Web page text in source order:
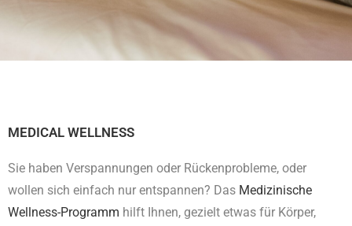
MEDICAL WELLNESS
Sie haben Verspannungen oder Rückenprobleme, oder
wollen sich einfach nur entspannen? Das Medizinische
Wellness-Programm hilft Ihnen, gezielt etwas für Körper,